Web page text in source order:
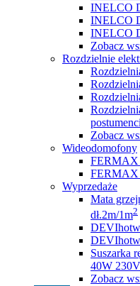
INELCO
INELCO
INELCO
Zobacz
Rozdzielnie
Zobacz
Wideodomofony
FERMAX
FERMAX
Wyprzedaże
Mata
dł.2m/1m2
Suszarka
40W 230V
Zobacz